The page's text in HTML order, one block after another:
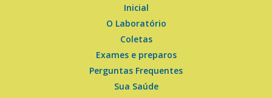
Inicial
O Laboratório
Coletas
Exames e preparos
Perguntas Frequentes
Sua Saúde